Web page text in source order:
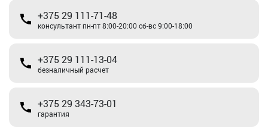
+375 29 111-71-48
консультант пн-пт 8:00-20:00 сб-вс 9:00-18:00
+375 29 111-13-04
безналичный расчет
+375 29 343-73-01
гарантия